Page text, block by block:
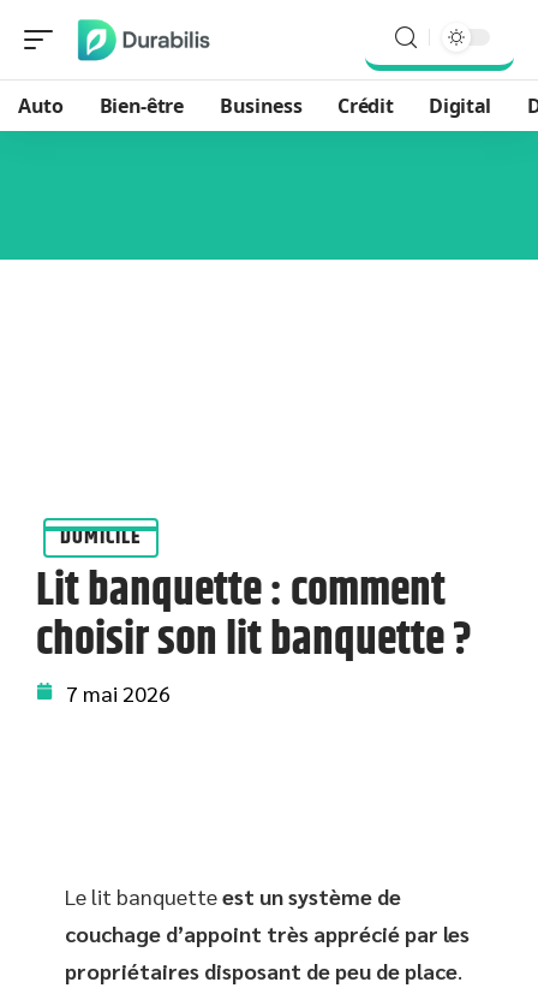
Auto Bien-être Business Crédit Digital
DOMICILE
Lit banquette : comment
choisir son lit banquette ?
7 mai 2026
Le lit banquetteest un système de
couchage d’appoint très apprécié par les
propriétaires disposant de peu de place.